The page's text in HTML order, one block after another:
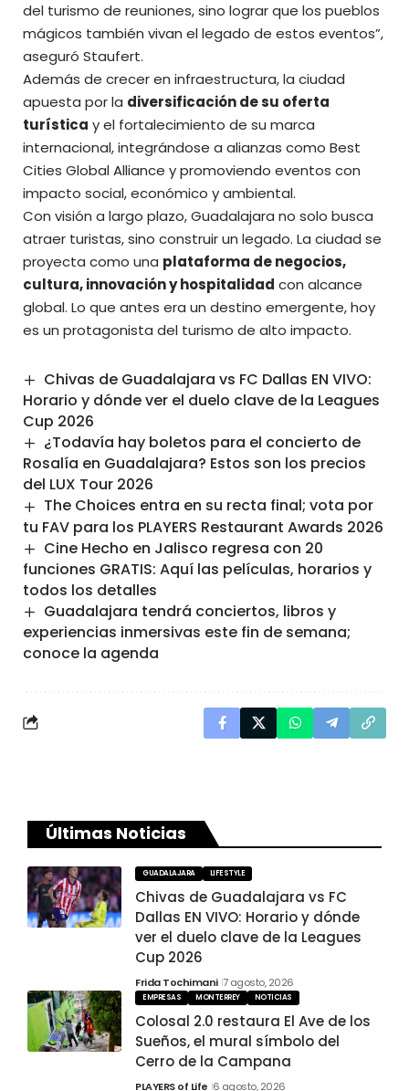
del turismo de reuniones, sino lograr que los pueblos
mágicos también vivan el legado de estos eventos”,
aseguró Staufert.
Además de crecer en infraestructura, la ciudad
apuesta por la diversificación de su oferta
turística y el fortalecimiento de su marca
internacional, integrándose a alianzas como Best
Cities Global Alliance y promoviendo eventos con
impacto social, económico y ambiental.
Con visión a largo plazo, Guadalajara no solo busca
atraer turistas, sino construir un legado. La ciudad se
proyecta como una plataforma de negocios,
cultura, innovación y hospitalidad con alcance
global. Lo que antes era un destino emergente, hoy
es un protagonista del turismo de alto impacto.
Chivas de Guadalajara vs FC Dallas EN VIVO:
Horario y dónde ver el duelo clave de la Leagues
Cup 2026
¿Todavía hay boletos para el concierto de
Rosalía en Guadalajara? Estos son los precios
del LUX Tour 2026
The Choices entra en su recta final; vota por
tu FAV para los PLAYERS Restaurant Awards 2026
Cine Hecho en Jalisco regresa con 20
funciones GRATIS: Aquí las películas, horarios y
todos los detalles
Guadalajara tendrá conciertos, libros y
experiencias inmersivas este fin de semana;
conoce la agenda
Últimas Noticias
GUADALAJARA LIFESTYLE
Chivas de Guadalajara vs FC
Dallas EN VIVO: Horario y dónde
ver el duelo clave de la Leagues
Cup 2026
Frida Tochimani 7 agosto, 2026
EMPRESAS MONTERREY NOTICIAS
Colosal 2.0 restaura El Ave de los
Sueños, el mural símbolo del
Cerro de la Campana
PLAYERS of Life 6 agosto, 2026